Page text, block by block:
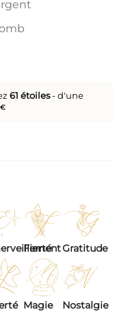
61 étoiles- d'une
€
Fierté Gratitude
Magie Nostalgie